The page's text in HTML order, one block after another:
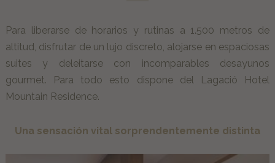
Para liberarse de horarios y rutinas a 1.500 metros de
altitud, disfrutar de un lujo discreto, alojarse en espaciosas
suites y deleitarse con incomparables desayunos
gourmet. Para todo esto dispone del Lagació Hotel
Mountain Residence.
Una sensación vital sorprendentemente distinta